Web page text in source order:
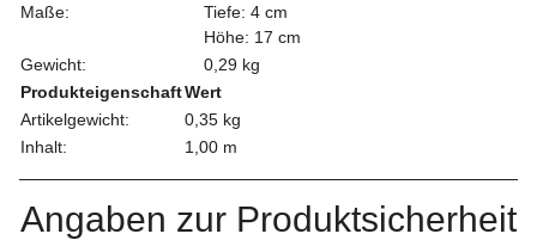
Maße:
Tiefe: 4 cm
Höhe: 17 cm
Gewicht:
0,29 kg
ProdukteigenschaftWert
Artikelgewicht:
0,35 kg
Inhalt:
1,00 m
Angaben zur Produktsicherheit